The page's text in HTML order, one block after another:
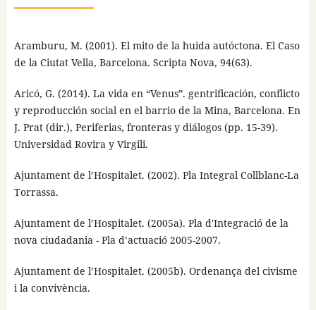
Aramburu, M. (2001). El mito de la huida autóctona. El Caso
de la Ciutat Vella, Barcelona. Scripta Nova, 94(63).
Aricó, G. (2014). La vida en “Venus”. gentrificación, conflicto
y reproducción social en el barrio de la Mina, Barcelona. En
J. Prat (dir.), Periferias, fronteras y diálogos (pp. 15-39).
Universidad Rovira y Virgili.
Ajuntament de l’Hospitalet. (2002). Pla Integral Collblanc-La
Torrassa.
Ajuntament de l’Hospitalet. (2005a). Pla d'Integració de la
nova ciudadania - Pla d’actuació 2005-2007.
Ajuntament de l’Hospitalet. (2005b). Ordenança del civisme
i la convivència.